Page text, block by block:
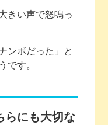
きい声で怒鳴っ
ンボだった」と
です。
らにも大切な